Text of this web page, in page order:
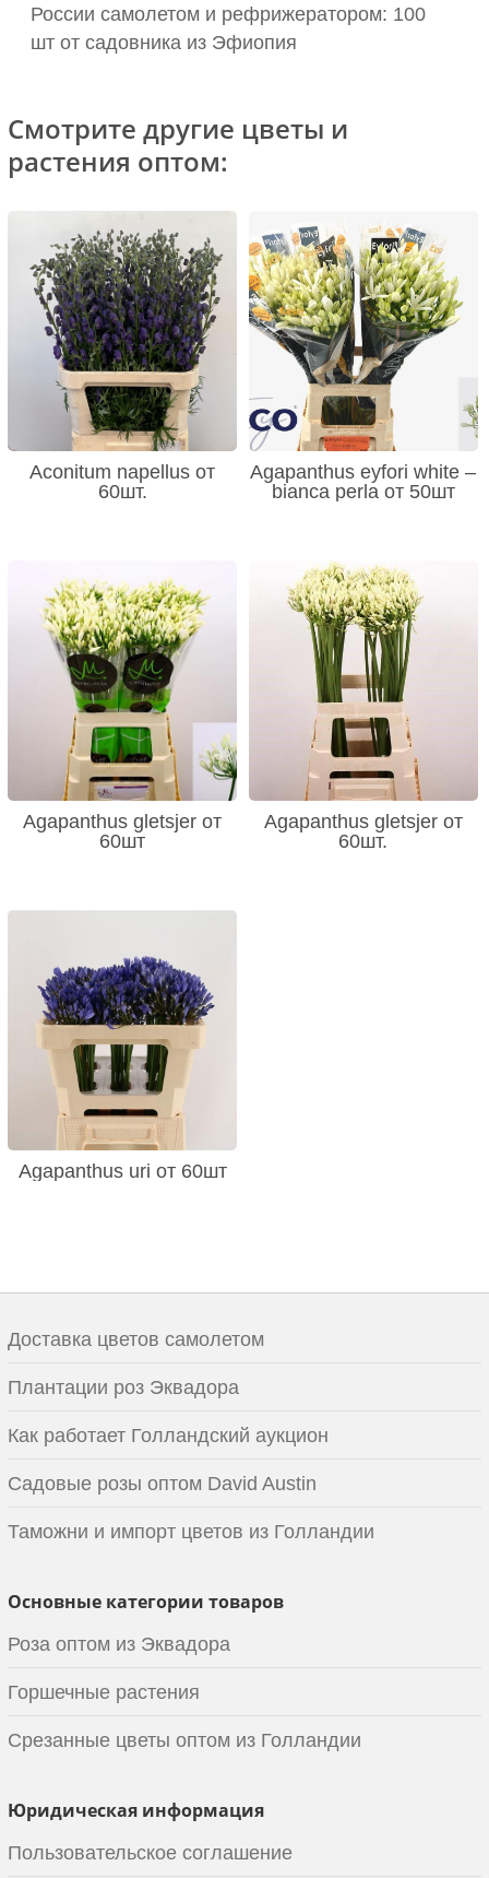
России самолетом и рефрижератором: 100
шт от садовника из Эфиопия
Смотрите другие цветы и
растения оптом:
Aconitum napellus от
60шт.
Agapanthus eyfori white –
bianca perla от 50шт
Agapanthus gletsjer от
60шт
Agapanthus gletsjer от
60шт.
Agapanthus uri от 60шт
Доставка цветов самолетом
Плантации роз Эквадора
Как работает Голландский аукцион
Садовые розы оптом David Austin
Таможни и импорт цветов из Голландии
Основные категории товаров
Роза оптом из Эквадора
Горшечные растения
Срезанные цветы оптом из Голландии
Юридическая информация
Пользовательское соглашение